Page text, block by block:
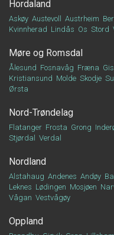
Hordaland
Askøy Austevoll Austrheim
Kvinnherad Lindås Os Stord
Møre og Romsdal
Ålesund Fosnavåg Fræna
Kristiansund Molde Skodje
Ørsta
Nord-Trøndelag
Flatanger Frosta Grong
Stjørdal
Verdal
Nordland
Alstahaug Andenes Andøy
Leknes Lødingen Mosjøen
Vågan Vestvågøy
Oppland